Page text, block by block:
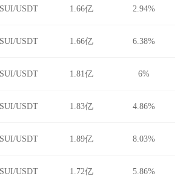
SUI/USDT 1.66亿 2.94%
SUI/USDT 1.66亿 6.38%
SUI/USDT 1.81亿 6%
SUI/USDT 1.83亿 4.86%
SUI/USDT 1.89亿 8.03%
SUI/USDT 1.72亿 5.86%